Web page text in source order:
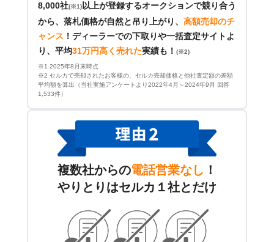
8,000社(※1) 以上が登録するオークションで競り合う
から、落札価格が自然と吊り上がり、 高額売却のチ
ャンス ！ ディーラーでの下取りや一括査定サイトよ
り、平均31万円高く売れた実績も！ (※2)
※1 2025年8月末時点
※2 セルカで売却されたお客様の、セルカ売却価格と他社査定額の差額
平均額を算出（当社実施アンケートより2022年4月～2024年9月 回答
1,533件）
複数社からの電話営業なし ！
やりとりはセルカ１社とだけ